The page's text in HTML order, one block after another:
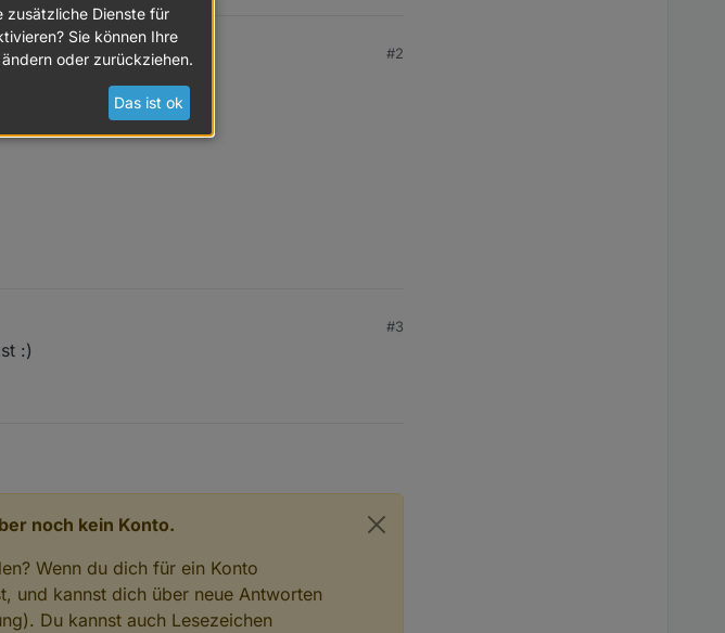
#2
#3
:)
noch kein Konto.
Wenn du dich für ein Konto
und kannst dich über neue Antworten
Du kannst auch Lesezeichen
zusätzliche Dienste für
Sie können Ihre
oder zurückziehen.
Das ist ok